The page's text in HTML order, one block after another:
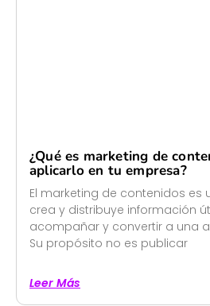
¿Qué es marketing de
aplicarlo en tu empresa?
El marketing de contenidos es
crea y distribuye información
acompañar y convertir a una
Su propósito no es publicar
Leer Más